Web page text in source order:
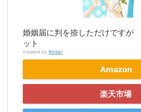
婚姻届に判を捺しただけです
ット
created by Rinker
Amazon
楽天市場